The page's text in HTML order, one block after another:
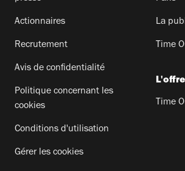
Actionnaires
Recrutement
Avis de confidentialité
Politique concernant les
cookies
Conditions d'utilisation
Gérer les cookies
La
Time
Time